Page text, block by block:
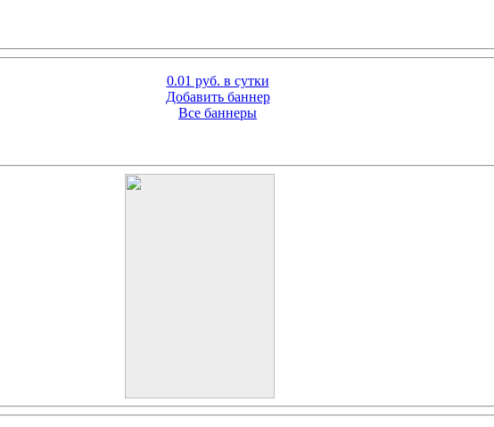
0.01 руб. в сутки
Добавить баннер
Все баннеры